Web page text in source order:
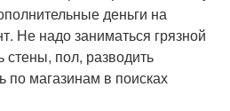
деньги на
Не надо заниматься грязной
пол, разводить
по магазинам в поисках